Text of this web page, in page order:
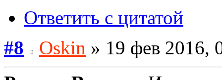
Ответить с цитатой
#8
Oskin » 19 фев 2016,